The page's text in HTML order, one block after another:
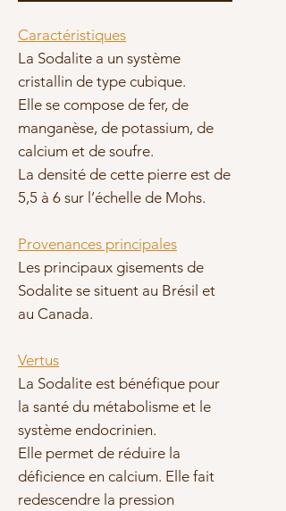
Caractéristiques
La Sodalite a un système
cristallin de type cubique.
Elle se compose de fer, de
manganèse, de potassium, de
calcium et de soufre.
La densité de cette pierre est de
5,5 à 6 sur l’échelle de Mohs.
Provenances principales
Les principaux gisements de
Sodalite se situent au Brésil et
au Canada.
Vertus
La Sodalite est bénéfique pour
la santé du métabolisme et le
système endocrinien.
Elle permet de réduire la
déficience en calcium. Elle fait
redescendre la pression